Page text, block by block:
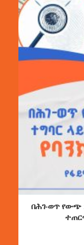
በሕገ-ወጥ የውጭ